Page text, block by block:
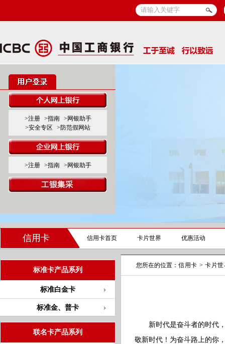
>注册 >指南
>网银助手
>安全专区
>防范假网站
>注册 >指南 >网银助手
信用卡 信用卡首页 卡片世界 优惠活动
标准卡产品系列
标准白金卡
标准金、普卡
联名卡产品系列
您所在的位置： 信用卡 > 卡片
新时代是奋斗者的时代
敬新时代！为奋斗路上的你